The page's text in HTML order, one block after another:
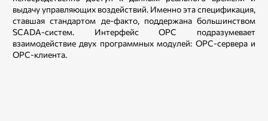
выдачу управляющих воздействий. Именно эта спецификация,
ставшая стандартом де-факто, поддержана большинством
SCADA-систем. Интерфейс OPC подразумевает
взаимодействие двух программных модулей: OPC-сервера и
OPC-клиента.